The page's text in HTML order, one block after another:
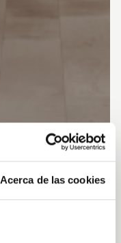
Acerca de las cookies